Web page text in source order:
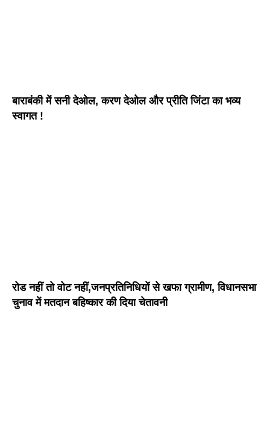
बाराबंकी में सनी देओल, करण देओल और प्रीति जिंटा का भव्य
स्वागत !
रोड नहीं तो वोट नहीं,जनप्रतिनिधियों से खफा ग्रामीण, विधानसभा
चुनाव में मतदान बहिष्कार की दिया चेतावनी